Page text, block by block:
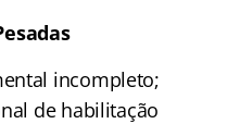
incompleto;
de habilitação